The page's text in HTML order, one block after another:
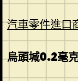
汽車零件進口
烏頭堿0.2毫